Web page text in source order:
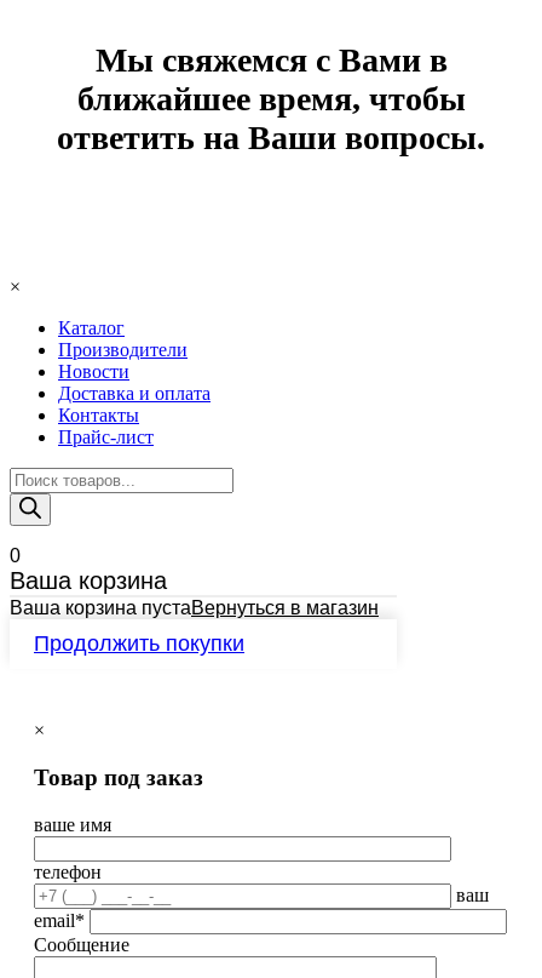
Мы свяжемся с Вами в
ближайшее время, чтобы
ответить на Ваши вопросы.
×
Каталог
Производители
Новости
Доставка и оплата
Контакты
Прайс-лист
Поиск
товаров
0
Ваша корзина
Ваша корзина пустаВернуться в магазин
Продолжить покупки
×
Товар под заказ
ваше имя
телефон
ваш
email*
Сообщение